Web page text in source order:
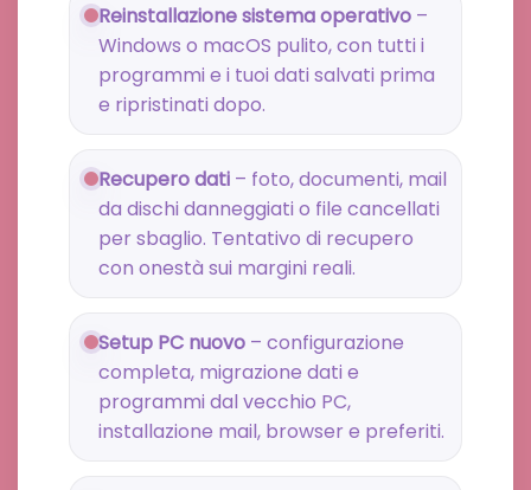
Reinstallazione sistema operativo –
Windows o macOS pulito, con tutti i
programmi e i tuoi dati salvati prima
e ripristinati dopo.
Recupero dati – foto, documenti, mail
da dischi danneggiati o file cancellati
per sbaglio. Tentativo di recupero
con onestà sui margini reali.
Setup PC nuovo – configurazione
completa, migrazione dati e
programmi dal vecchio PC,
installazione mail, browser e preferiti.